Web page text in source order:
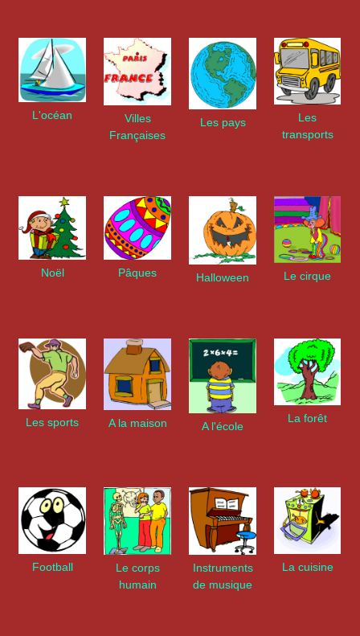
L'océan
Villes
Françaises
Les pays
Les
transports
Noël Pâques Halloween Le cirque
Les sports A la maison A l'école
La forêt
Football
Le corps
humain
Instruments
de musique
La cuisine